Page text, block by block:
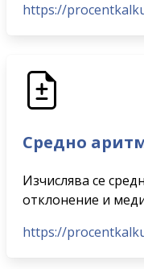
https://
Средно
Изчислява се
отклонение и
https://